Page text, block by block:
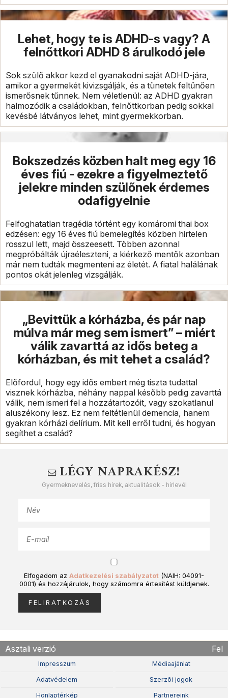
Lehet, hogy te is ADHD-s vagy? A
felnőttkori ADHD 8 árulkodó jele
Sok szülő akkor kezd el gyanakodni saját ADHD-jára,
amikor a gyermekét kivizsgálják, és a tünetek feltűnően
ismerősnek tűnnek. Nem véletlenül: az ADHD gyakran
halmozódik a családokban, felnőttkorban pedig sokkal
kevésbé látványos lehet, mint gyermekkorban.
Bokszedzés közben halt meg egy 16
éves fiú - ezekre a figyelmeztető
jelekre minden szülőnek érdemes
odafigyelnie
Felfoghatatlan tragédia történt egy komáromi thai box
edzésen: egy 16 éves fiú bemelegítés közben hirtelen
rosszul lett, majd összeesett. Többen azonnal
megpróbálták újraéleszteni, a kiérkező mentők azonban
már nem tudták megmenteni az életét. A fiatal halálának
pontos okát jelenleg vizsgálják.
„Bevittük a kórházba, és pár nap
múlva már meg sem ismert” – miért
válik zavarttá az idős beteg a
kórházban, és mit tehet a család?
Előfordul, hogy egy idős embert még tiszta tudattal
visznek kórházba, néhány nappal később pedig zavarttá
válik, nem ismeri fel a hozzátartozóit, vagy szokatlanul
aluszékony lesz. Ez nem feltétlenül demencia, hanem
gyakran kórházi delírium. Mit kell erről tudni, és hogyan
segíthet a család?
LÉGY NAPRAKÉSZ!
Gyermeknevelés, friss hírek, aktualitások - hírlevél
Elfogadom az Adatkezelési szabályzatot (NAIH: 04091-
0001) és hozzájárulok, hogy számomra értesítést küldjenek.
Asztali verzió Fel
Impresszum Médiaajánlat
Adatvédelem Szerzõi jogok
Honlaptérkép Partnereink